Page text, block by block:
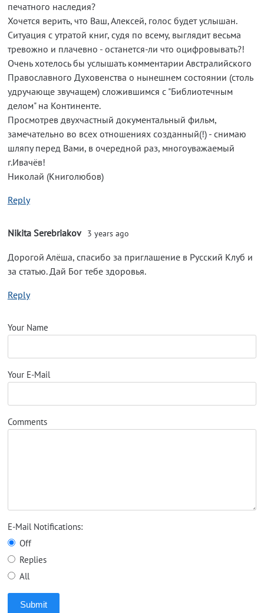
печатного наследия?
Хочется верить, что Ваш, Алексей, голос будет услышан.
Ситуация с утратой книг, судя по всему, выглядит весьма
тревожно и плачевно - останется-ли что оцифровывать?!
Очень хотелось бы услышать комментарии Австралийского
Православного Духовенства о нынешнем состоянии (столь
удручающе звучащем) сложившимся с "Библиотечным
делом" на Континенте.
Просмотрев двухчастный документальный фильм,
замечательно во всех отношениях созданный(!) - снимаю
шляпу перед Вами, в очередной раз, многоуважаемый
г.Ивачёв!
Николай (Книголюбов)
Reply
Nikita Serebriakov 3 years ago
Дорогой Алёша, спасибо за приглашение в Русский Клуб и
за статью. Дай Бог тебе здоровья.
Reply
Your Name
Your E-Mail
Comments
E-Mail Notifications:
Off
Replies
All
Submit